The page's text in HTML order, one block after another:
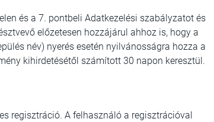
és a 7. pontbeli Adatkezelési szabályzatot és
előzetesen hozzájárul ahhoz is, hogy a
név) nyerés esetén nyilvánosságra hozza a
kihirdetésétől számított 30 napon keresztül.
regisztráció. A felhasználó a regisztrációval